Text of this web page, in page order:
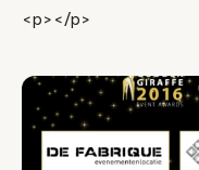
<p></p>